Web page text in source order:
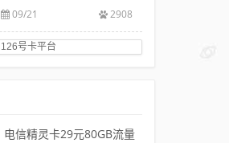
09/21 2908
126号卡平台
电信精灵卡29元80GB流量